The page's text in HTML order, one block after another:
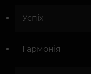
Успіх
Гармонія